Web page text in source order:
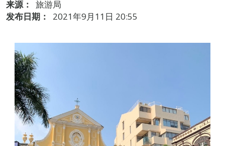
来源：
旅游局
发布日期：
2021年9月11日 20:55